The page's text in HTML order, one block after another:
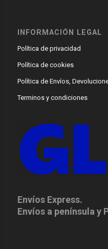
INFORMACIÓN LEGAL
Política de privacidad
Política de cookies
Política de Envíos,
Terminos y condiciones
Envíos Express.
Envíos a península y